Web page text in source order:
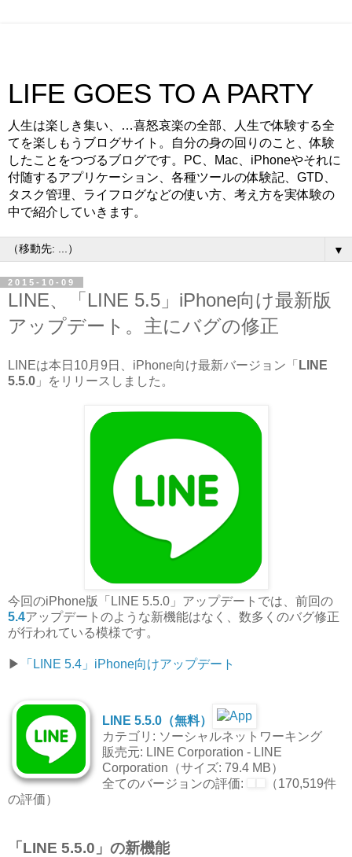
LIFE GOES TO A PARTY
人生は楽しき集い、…喜怒哀楽の全部、人生で体験する全
てを楽しもうブログサイト。自分の身の回りのこと、体験
したことをつづるブログです。PC、Mac、iPhoneやそれに
付随するアプリケーション、各種ツールの体験記、GTD、
タスク管理、ライフログなどの使い方、考え方を実体験の
中で紹介していきます。
▼
2015-10-09
LINE、「LINE 5.5」iPhone向け最新版
アップデート。主にバグの修正
LINEは本日10月9日、iPhone向け最新バージョン「 LINE
5.5.0 」をリリースしました。
今回のiPhone版「LINE 5.5.0」アップデートでは、前回の
5.4アップデートのような新機能はなく、数多くのバグ修正
が行われている模様です。
▶︎ 「LINE 5.4」iPhone向けアップデート
LINE 5.5.0（無料）
カテゴリ: ソーシャルネットワーキング
販売元: LINE Corporation - LINE
Corporation（サイズ: 79.4 MB）
全てのバージョンの評価:
（170,519件
の評価）
「LINE 5.5.0」の新機能